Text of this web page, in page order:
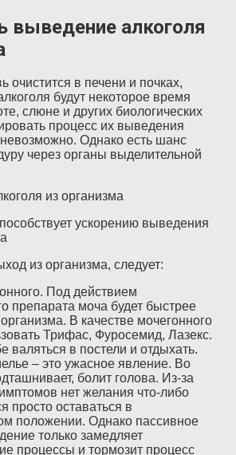
выведение алкоголя
очистится в печени и почках,
будут некоторое время
слюне и других биологических
процесс их выведения
Однако есть шанс
через органы выделительной
ускорению выведения
из организма, следует:
Под действием
препарата моча будет быстрее
В качестве мочегонного
Трифас, Фуросемид, Лазекс.
валяться в постели и отдыхать.
– это ужасное явление. Во
болит голова. Из-за
нет желания что-либо
просто оставаться в
положении. Однако пассивное
только замедляет
процессы и тормозит процесс